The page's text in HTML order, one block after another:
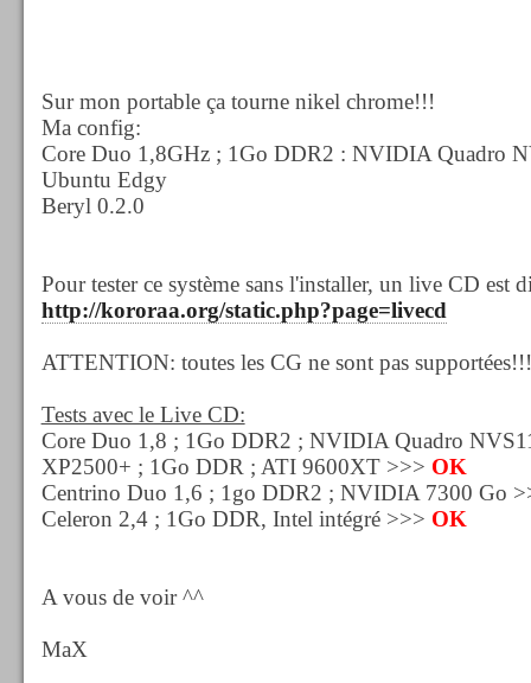
Sur mon portable ça tourne nikel chrome!!!
Ma config:
Core Duo 1,8GHz ; 1Go DDR2 : NVIDIA Quadro
Ubuntu Edgy
Beryl 0.2.0
Pour tester ce système sans l'installer, un live CD est
http://kororaa.org/static.php?page=livecd
ATTENTION: toutes les CG ne sont pas supportées!!!
Tests avec le Live CD:
Core Duo 1,8 ; 1Go DDR2 ; NVIDIA Quadro
XP2500+ ; 1Go DDR ; ATI 9600XT >>> OK
Centrino Duo 1,6 ; 1go DDR2 ; NVIDIA 7300 Go
Celeron 2,4 ; 1Go DDR, Intel intégré >>> OK
A vous de voir ^^
MaX